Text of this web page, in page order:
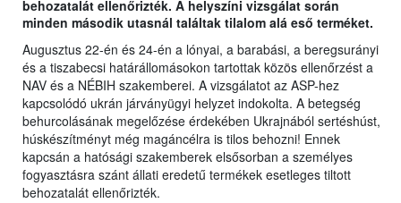
behozatalát ellenőrizték. A helyszíni vizsgálat során
minden második utasnál találtak tilalom alá eső terméket.
Augusztus 22-én és 24-én a lónyai, a barabási, a beregsurányi
és a tiszabecsi határállomásokon tartottak közös ellenőrzést a
NAV és a NÉBIH szakemberei. A vizsgálatot az ASP-hez
kapcsolódó ukrán járványügyi helyzet indokolta. A betegség
behurcolásának megelőzése érdekében Ukrajnából sertéshúst,
húskészítményt még magáncélra is tilos behozni! Ennek
kapcsán a hatósági szakemberek elsősorban a személyes
fogyasztásra szánt állati eredetű termékek esetleges tiltott
behozatalát ellenőrizték.